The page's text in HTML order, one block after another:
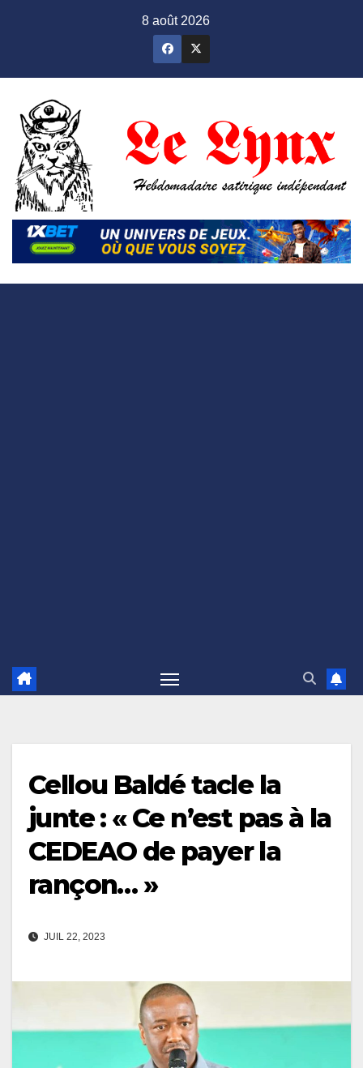
8 août 2026
Cellou Baldé tacle la
junte : « Ce n’est pas à la
CEDEAO de payer la
rançon… »
JUIL 22, 2023